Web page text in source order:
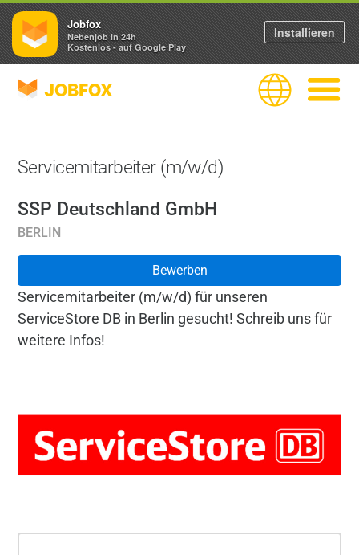
JOBFOX Sprache
Servicemitarbeiter (m/w/d)
SSP Deutschland GmbH
BERLIN
Bewerben
Servicemitarbeiter (m/w/d) für unseren
ServiceStore DB in Berlin gesucht! Schreib uns für
weitere Infos!
Jobfox
Nebenjob in 24h
Kostenlos - auf Google Play
Installieren